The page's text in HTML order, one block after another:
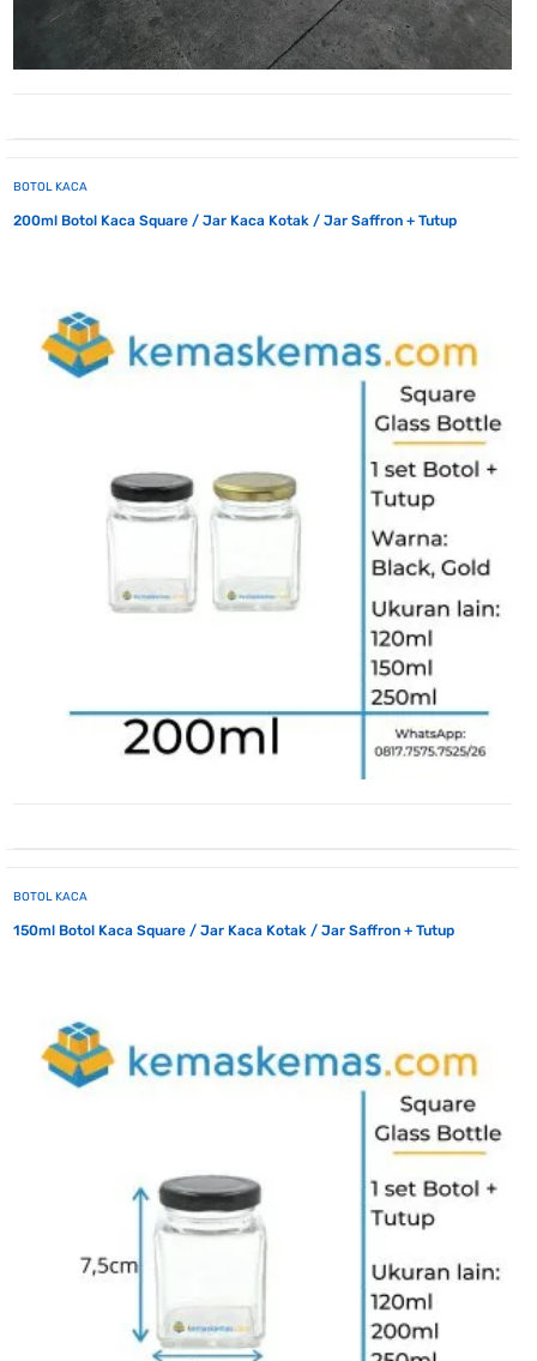
BOTOL KACA
200ml Botol Kaca Square / Jar Kaca Kotak / Jar Saffron + Tutup
BOTOL KACA
150ml Botol Kaca Square / Jar Kaca Kotak / Jar Saffron + Tutup